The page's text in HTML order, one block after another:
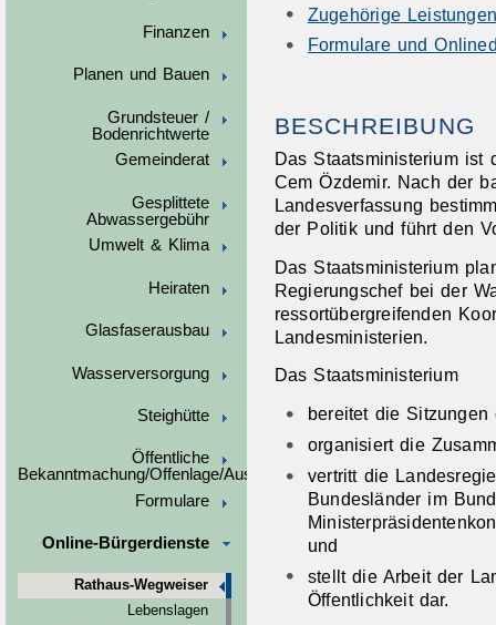
Finanzen
Planen und Bauen
Grundsteuer /
Bodenrichtwerte
Gemeinderat
Gesplittete
Abwassergebühr
Umwelt & Klima
Heiraten
Glasfaserausbau
Wasserversorgung
Steighütte
Öffentliche
Bekanntmachung/Offenlage/Ausschreibungen
Formulare
Online-Bürgerdienste
Rathaus-Wegweiser
Lebenslagen
Zugehörige
Formulare und
BESCHREIBUNG
Das Staatsministerium ist
Cem Özdemir. Nach der
Landesverfassung
der Politik und führt den
Das Staatsministerium
Regierungschef bei der
ressortübergreifenden
Landesministerien.
Das Staatsministerium
bereitet die Sitzungen
organisiert die
vertritt die
Bundesländer im
und
stellt die Arbeit der
Öffentlichkeit dar.